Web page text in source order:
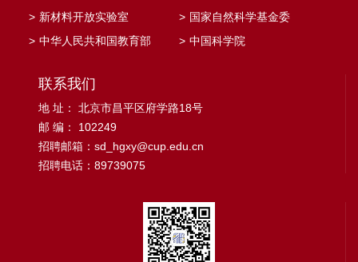
> 新材料开放实验室 > 国家自然科学基金委
> 中华人民共和国教育部 > 中国科学院
联系我们
地 址： 北京市昌平区府学路18号
邮 编： 102249
招聘邮箱：sd_hgxy@cup.edu.cn
招聘电话：89739075